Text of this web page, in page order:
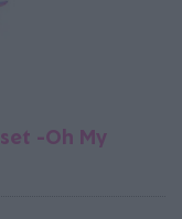
-Oh My